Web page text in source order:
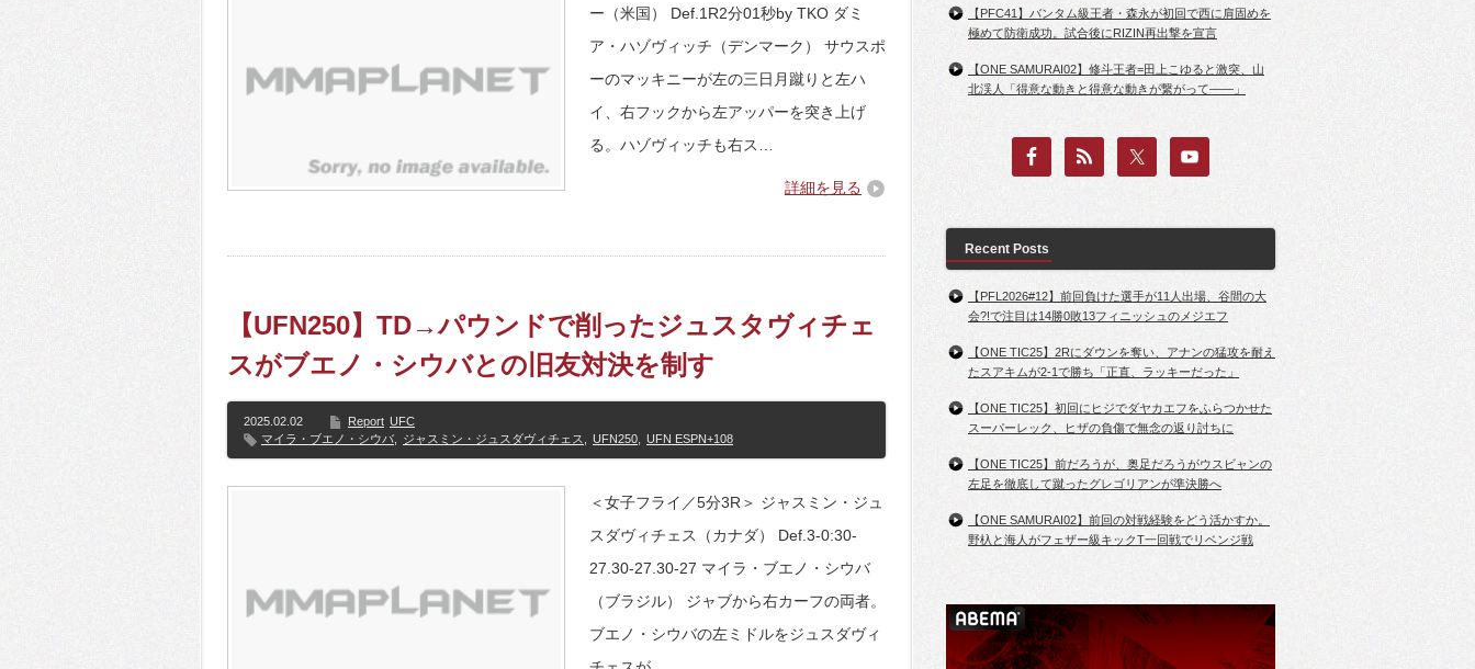
ー（米国） Def.1R2分01秒by TKO ダミ
ア・ハゾヴィッチ（デンマーク） サウスポ
ーのマッキニーが左の三日月蹴りと左ハ
イ、右フックから左アッパーを突き上げ
る。ハゾヴィッチも右ス…
詳細を見る
【UFN250】TD→パウンドで削ったジュスタヴィチェ
スがブエノ・シウバとの旧友対決を制す
2025.02.02 Report UFC
マイラ・ブエノ・シウバ
ジャスミン・ジュスダヴィチェス UFN250 UFN ESPN+108
＜女子フライ／5分3R＞ ジャスミン・ジュ
スダヴィチェス（カナダ） Def.3-0:30-
27.30-27.30-27 マイラ・ブエノ・シウバ
（ブラジル） ジャブから右カーフの両者。
ブエノ・シウバの左ミドルをジュスダヴィ
【PFC41】バンタム級王者・森永が初回で西に肩固めを
極めて防衛成功。試合後にRIZIN再出撃を宣言
【ONE SAMURAI02】修斗王者=田上こゆると激突、山
北渓人「得意な動きと得意な動きが繋がって――」
Recent Posts
【PFL2026#12】前回負けた選手が11人出場、谷間の大
会?!で注目は14勝0敗13フィニッシュのメジエフ
【ONE TIC25】2Rにダウンを奪い、アナンの猛攻を耐え
たスアキムが2-1で勝ち「正直、ラッキーだった」
【ONE TIC25】初回にヒジでダヤカエフをふらつかせた
スーパーレック、ヒザの負傷で無念の返り討ちに
【ONE TIC25】前だろうが、奥足だろうがウスビャンの
左足を徹底して蹴ったグレゴリアンが準決勝へ
【ONE SAMURAI02】前回の対戦経験をどう活かすか。
野杁と海人がフェザー級キックT一回戦でリベンジ戦